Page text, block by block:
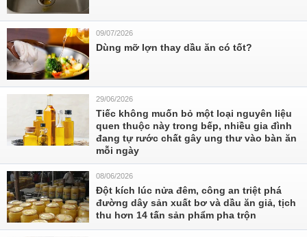
09/07/2026
Dùng mỡ lợn thay dầu ăn có tốt?
29/06/2026
Tiếc không muốn bỏ một loại nguyên liệu
quen thuộc này trong bếp, nhiều gia đình
đang tự rước chất gây ung thư vào bàn ăn
mỗi ngày
08/06/2026
Đột kích lúc nửa đêm, công an triệt phá
đường dây sản xuất bơ và dầu ăn giả, tịch
thu hơn 14 tấn sản phẩm pha trộn